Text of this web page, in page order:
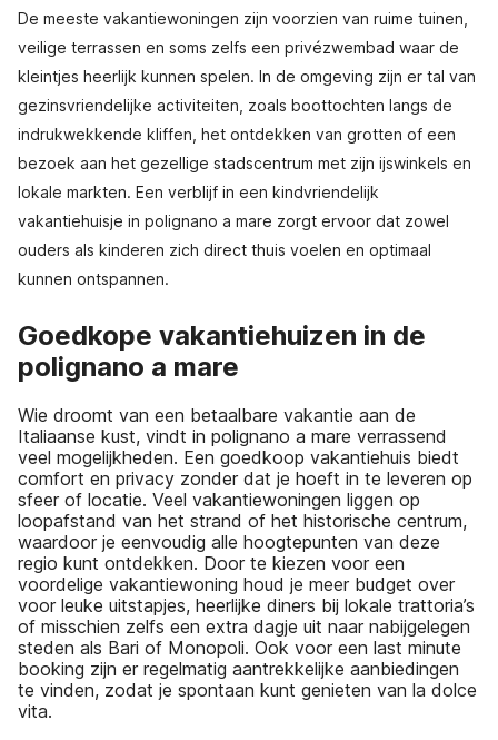
De meeste vakantiewoningen zijn voorzien van ruime tuinen,
veilige terrassen en soms zelfs een privézwembad waar de
kleintjes heerlijk kunnen spelen. In de omgeving zijn er tal van
gezinsvriendelijke activiteiten, zoals boottochten langs de
indrukwekkende kliffen, het ontdekken van grotten of een
bezoek aan het gezellige stadscentrum met zijn ijswinkels en
lokale markten. Een verblijf in een kindvriendelijk
vakantiehuisje in polignano a mare zorgt ervoor dat zowel
ouders als kinderen zich direct thuis voelen en optimaal
kunnen ontspannen.
Goedkope vakantiehuizen in de
polignano a mare
Wie droomt van een betaalbare vakantie aan de
Italiaanse kust, vindt in polignano a mare verrassend
veel mogelijkheden. Een goedkoop vakantiehuis biedt
comfort en privacy zonder dat je hoeft in te leveren op
sfeer of locatie. Veel vakantiewoningen liggen op
loopafstand van het strand of het historische centrum,
waardoor je eenvoudig alle hoogtepunten van deze
regio kunt ontdekken. Door te kiezen voor een
voordelige vakantiewoning houd je meer budget over
voor leuke uitstapjes, heerlijke diners bij lokale trattoria’s
of misschien zelfs een extra dagje uit naar nabijgelegen
steden als Bari of Monopoli. Ook voor een last minute
booking zijn er regelmatig aantrekkelijke aanbiedingen
te vinden, zodat je spontaan kunt genieten van la dolce
vita.